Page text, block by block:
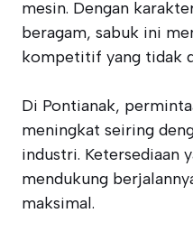
mesin. Dengan
beragam, sabuk ini
kompetitif yang tidak
Di Pontianak,
meningkat seiring
industri. Ketersediaan
mendukung
maksimal.